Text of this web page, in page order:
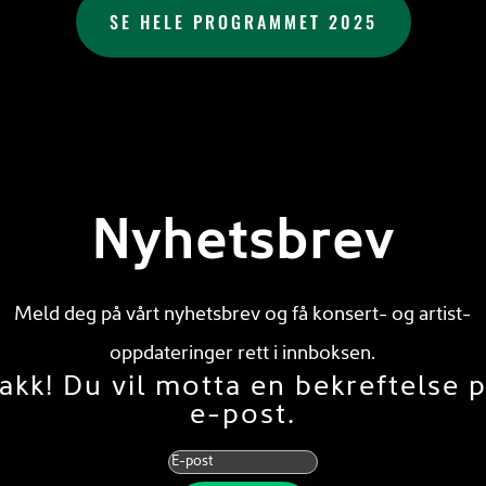
SE HELE PROGRAMMET 2025
Nyhetsbrev
Meld deg på vårt nyhetsbrev og få konsert- og artist-
oppdateringer rett i innboksen.
Du vil motta en bekreftelse
e-post.